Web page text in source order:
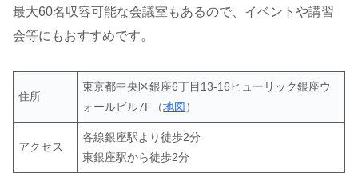
最大60名収容可能な会議室もあるので、イベントや講習
会等にもおすすめです。
住所
東京都中央区銀座6丁目13-16ヒューリック銀座ウ
ォールビル7F（地図 ）
アクセス
各線銀座駅より徒歩2分
東銀座駅から徒歩2分